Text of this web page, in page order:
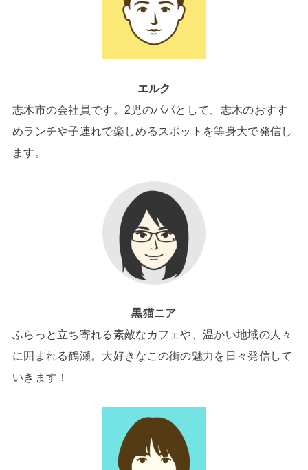
エルク
志木市の会社員です。2児のパパとして、志木のおすす
めランチや子連れで楽しめるスポットを等身大で発信し
ます。
黒猫ニア
ふらっと立ち寄れる素敵なカフェや、温かい地域の人々
に囲まれる鶴瀬。大好きなこの街の魅力を日々発信して
いきます！